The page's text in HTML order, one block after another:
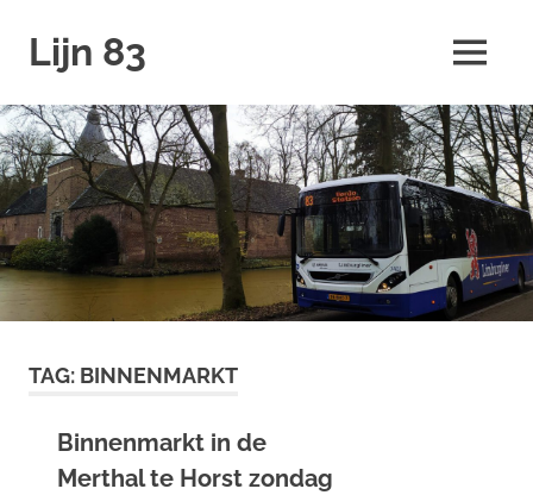
naar
inhoud
Lijn 83 MENU
TAG: BINNENMARKT
Binnenmarkt in de
Merthal te Horst zondag